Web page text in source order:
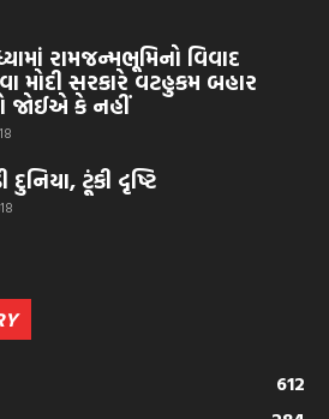
રામજન્મભૂમિનો વિવાદ
મોદી સરકારે વટહુકમ બહાર
જોઈએ કે નહીં
દુનિયા, ટૂંકી દૃષ્ટિ
612